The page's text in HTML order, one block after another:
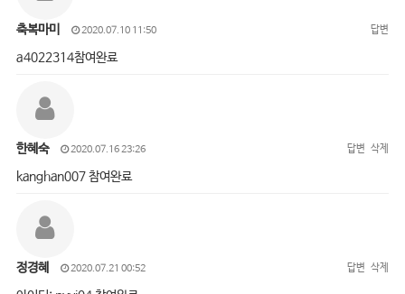
축복마미 2020.07.10 11:50 답변
a4022314참여완료
한혜숙 2020.07.16 23:26 답변 삭제
kanghan007 참여완료
정경혜 2020.07.21 00:52 답변 삭제